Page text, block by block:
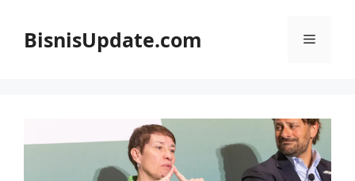
BisnisUpdate.com Menu